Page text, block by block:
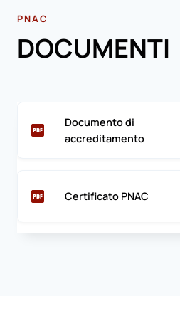
PNAC
DOCUMENTI
Documento di
accreditamento
Certificato PNAC